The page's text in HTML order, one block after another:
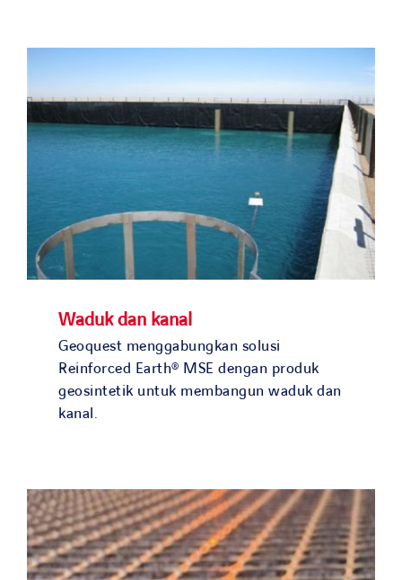
Waduk dan kanal
Geoquest menggabungkan solusi
Reinforced Earth® MSE dengan produk
geosintetik untuk membangun waduk dan
kanal.